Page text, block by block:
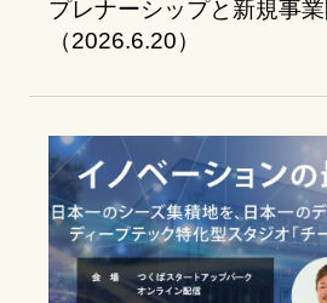
プレナーシップと新規事業
（2026.6.20）